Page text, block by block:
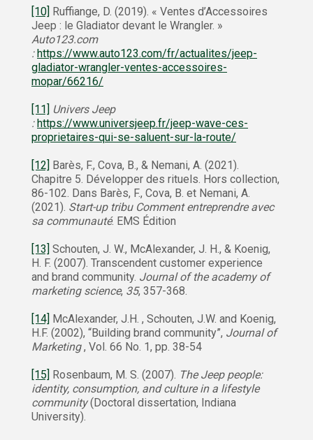
[10] Ruffiange, D. (2019). « Ventes d’Accessoires
Jeep : le Gladiator devant le Wrangler. »
Auto123.com
: https://www.auto123.com/fr/actualites/jeep-
gladiator-wrangler-ventes-accessoires-
mopar/66216/
[11] Univers Jeep
: https://www.universjeep.fr/jeep-wave-ces-
proprietaires-qui-se-saluent-sur-la-route/
[12] Barès, F., Cova, B., & Nemani, A. (2021).
Chapitre 5. Développer des rituels. Hors collection,
86-102. Dans Barès, F., Cova, B. et Nemani, A.
(2021). Start-up tribu Comment entreprendre avec
sa communauté. EMS Édition
[13] Schouten, J. W., McAlexander, J. H., & Koenig,
H. F. (2007). Transcendent customer experience
and brand community. Journal of the academy of
marketing science, 35, 357-368.
[14] McAlexander, J.H. , Schouten, J.W. and Koenig,
H.F. (2002), “Building brand community”, Journal of
Marketing, Vol. 66 No. 1, pp. 38-54
[15] Rosenbaum, M. S. (2007). The Jeep people:
identity, consumption, and culture in a lifestyle
community(Doctoral dissertation, Indiana
University).